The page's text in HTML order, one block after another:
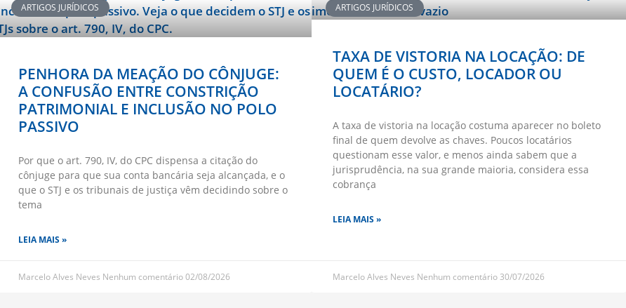
ARTIGOS JURÍDICOS
PENHORA DA MEAÇÃO DO CÔNJUGE:
A CONFUSÃO ENTRE CONSTRIÇÃO
PATRIMONIAL E INCLUSÃO NO POLO
PASSIVO
Por que o art. 790, IV, do CPC dispensa a citação do
cônjuge para que sua conta bancária seja alcançada, e o
que o STJ e os tribunais de justiça vêm decidindo sobre o
tema
LEIA MAIS »
Marcelo Alves Neves Nenhum comentário02/08/2026
ARTIGOS JURÍDICOS
TAXA DE VISTORIA NA LOCAÇÃO: DE
QUEM É O CUSTO, LOCADOR OU
LOCATÁRIO?
A taxa de vistoria na locação costuma aparecer no boleto
final de quem devolve as chaves. Poucos locatários
questionam esse valor, e menos ainda sabem que a
jurisprudência, na sua grande maioria, considera essa
cobrança
LEIA MAIS »
Marcelo Alves Neves Nenhum comentário 30/07/2026